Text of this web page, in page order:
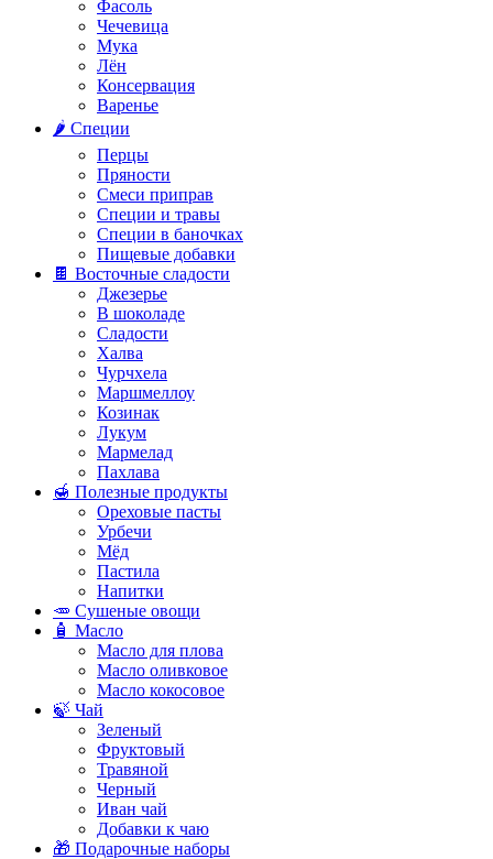
Фасоль
Чечевица
Мука
Лён
Консервация
Варенье
🌶️ Специи
Перцы
Пряности
Смеси приправ
Специи и травы
Специи в баночках
Пищевые добавки
🍫 Восточные сладости
Джезерье
В шоколаде
Сладости
Халва
Чурчхела
Маршмеллоу
Козинак
Лукум
Мармелад
Пахлава
🍯 Полезные продукты
Ореховые пасты
Урбечи
Мёд
Пастила
Напитки
🥕 Сушеные овощи
🧴 Масло
Масло для плова
Масло оливковое
Масло кокосовое
🍃 Чай
Зеленый
Фруктовый
Травяной
Черный
Иван чай
Добавки к чаю
🎁 Подарочные наборы